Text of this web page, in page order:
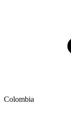
Colombia